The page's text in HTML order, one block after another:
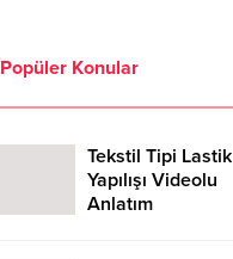
Popüler Konular
Tekstil Tipi Lastik
Yapılışı Videolu
Anlatım